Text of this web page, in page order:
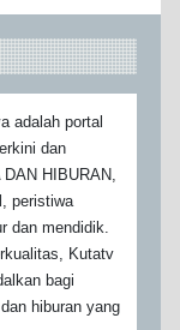
adalah portal
dan
HIBURAN,
peristiwa
dan mendidik.
Kutatv
bagi
hiburan yang